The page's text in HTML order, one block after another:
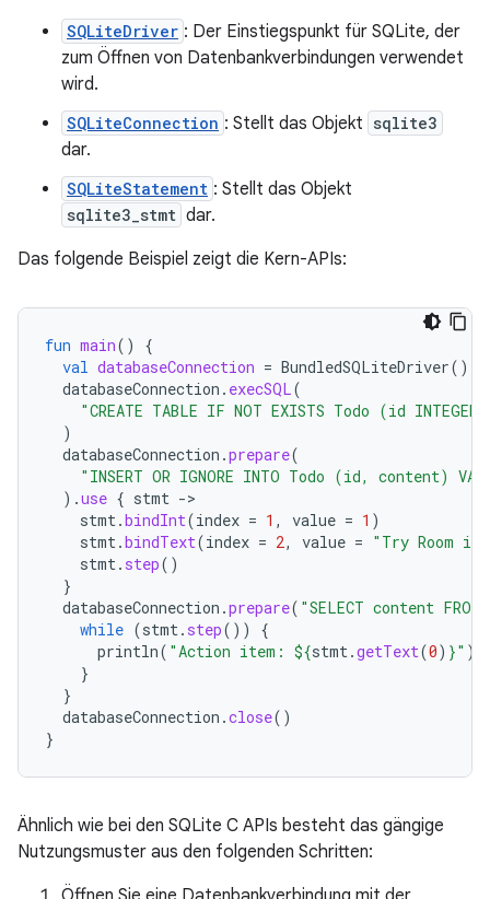
SQLiteDriver : Der Einstiegspunkt für SQLite, der
zum Öffnen von Datenbankverbindungen verwendet
wird.
SQLiteConnection : Stellt das Objekt sqlite3
dar.
SQLiteStatement : Stellt das Objekt
sqlite3_stmt dar.
Das folgende Beispiel zeigt die Kern-APIs:
fun main()
{
val databaseConnection = BundledSQLiteDriver().
databaseConnection . execSQL(
"CREATE TABLE IF NOT EXISTS Todo (id
)
databaseConnection .prepare(
"INSERT OR IGNORE INTO Todo (id, content)
).use { stmt -
stmt.bindInt(index = 1 , value = 1 )
stmt.bindText(index = 2, value = "Try Room
stmt. step()
}
databaseConnection .prepare( "SELECT content
while (stmt. step())
{
println( "Action item: ${stmt.getText(0) }" )
}
}
databaseConnection .close()
}
Ähnlich wie bei den SQLite C APIs besteht das gängige
Nutzungsmuster aus den folgenden Schritten: